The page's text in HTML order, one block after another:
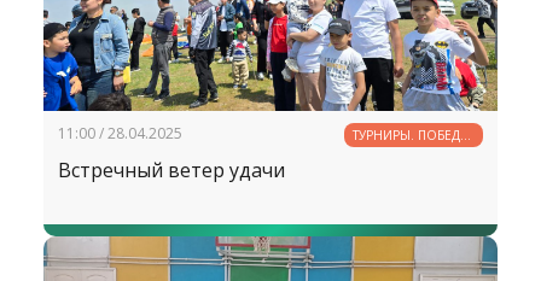
11:00 / 28.04.2025
ТУРНИРЫ. ПОБЕДЫ.
РЕКОРДЫ
Встречный ветер удачи